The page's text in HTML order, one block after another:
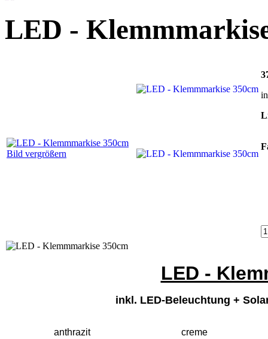
LED -
Bild vergrößern
LED -
inkl. LED-Beleuchtung +
anthrazit creme